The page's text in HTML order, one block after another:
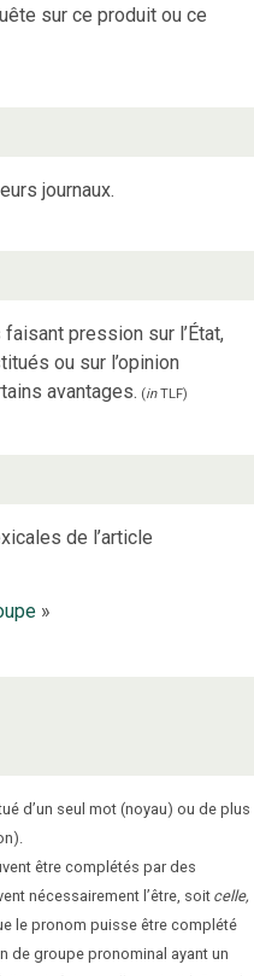
sur ce produit ou ce
journaux.
pression sur l’État,
ou sur l’opinion
avantages. (inTLF)
de l’article
»
d’un seul mot (noyau) ou de plus
être complétés par des
nécessairement l’être, soit celle,
le pronom puisse être complété
de groupe pronominal ayant un